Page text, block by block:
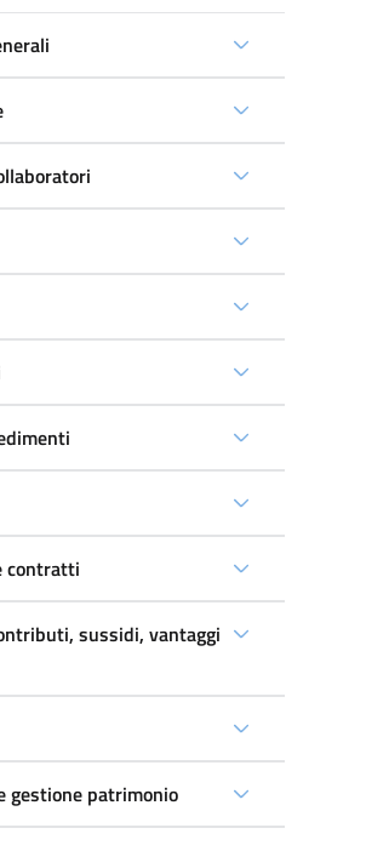
contratti
sussidi, vantaggi
gestione patrimonio